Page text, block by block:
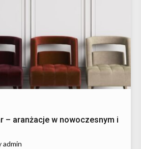
– aranżacje w nowoczesnym i
admin